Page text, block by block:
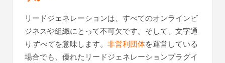
リードジェネレーションは、すべてのオンラインビ
ジネスや組織にとって不可欠です。そして、文字通
り すべてを意味します。 非営利団体を運営している
場合でも、優れたリードジェネレーションプラグイ